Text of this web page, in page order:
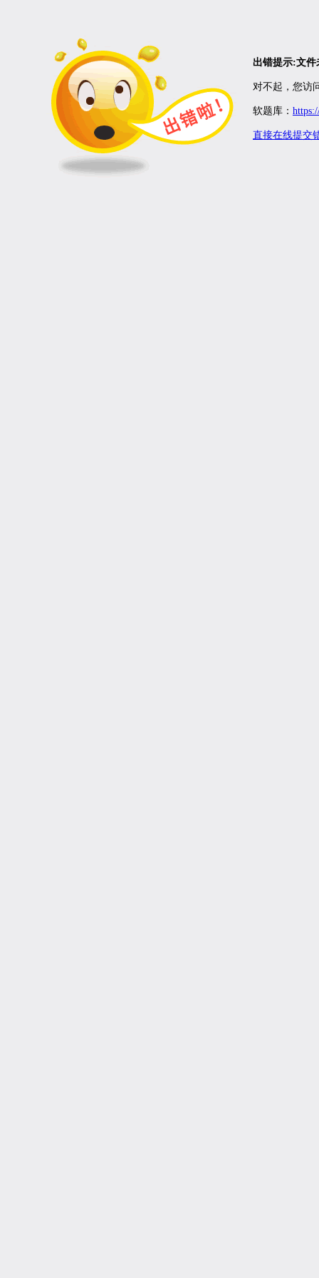
出错提示:文
对不起，您访
软题库：
直接在线提交